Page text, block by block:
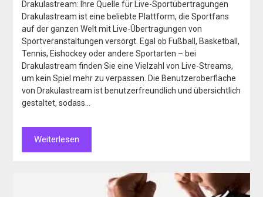
Drakulastream: Ihre Quelle für Live-Sportübertragungen
Drakulastream ist eine beliebte Plattform, die Sportfans
auf der ganzen Welt mit Live-Übertragungen von
Sportveranstaltungen versorgt. Egal ob Fußball, Basketball,
Tennis, Eishockey oder andere Sportarten – bei
Drakulastream finden Sie eine Vielzahl von Live-Streams,
um kein Spiel mehr zu verpassen. Die Benutzeroberfläche
von Drakulastream ist benutzerfreundlich und übersichtlich
gestaltet, sodass…
Weiterlesen